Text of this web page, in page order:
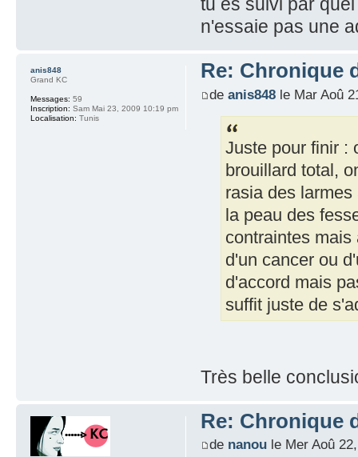
tu es suivi par
n'essaie pas une
Re: Chronique
de anis848le Mar Aoû
Juste pour finir :
brouillard total,
rasia des
la peau des
contraintes
d'un cancer ou
d'accord mais
suffit juste de
Très belle
anis848
Grand KC
Messages: 59
Inscription: Sam Mai 23, 2009 10:19 pm
Localisation: Tunis
Re: Chronique
de nanoule Mer Aoû